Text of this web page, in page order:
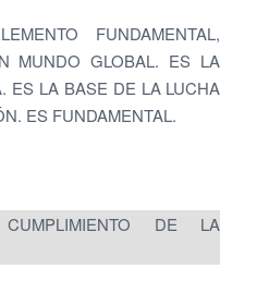
FUNDAMENTAL,
MUNDO GLOBAL. ES LA
ES LA BASE DE LA LUCHA
ES FUNDAMENTAL.
DE LA